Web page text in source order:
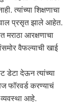
त्यांच्या शिक्षणाचा
प्रसृत झाले आहेत.
मराठा आरक्षणाचा
वैफल्याची खाई
डेटा देऊन त्यांच्या
फॉरवर्ड करण्याचं
आहे.